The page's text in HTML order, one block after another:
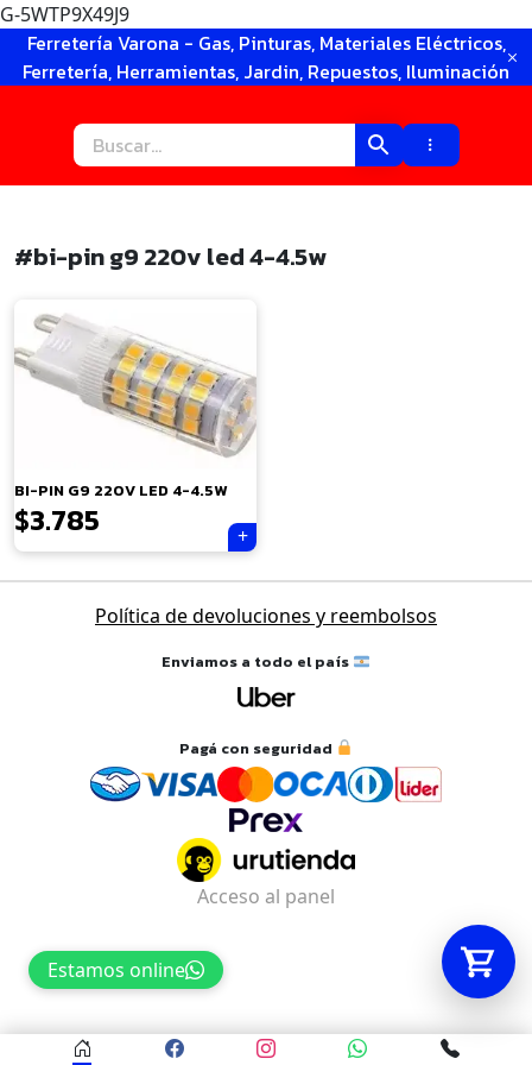
G-5WTP9X49J9
Ferretería Varona - Gas, Pinturas, Materiales Eléctricos,
Ferretería, Herramientas, Jardin, Repuestos, Iluminación
#bi-pin g9 220v led 4-4.5w
BI-PIN G9 220V LED 4-4.5W
$3.785
Política de devoluciones y reembolsos
Enviamos a todo el país
Pagá con seguridad
Estamos online
Acceso al panel
Tu carrito está vacío.
automáticamente.